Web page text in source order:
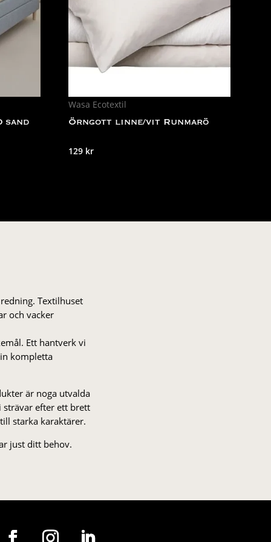
sand
Wasa Ecotextil
Örngott linne/vit Runmarö
129 kr
Textilhuset
och vacker
Ett hantverk vi
kompletta
är noga utvalda
strä­var efter ett brett
starka karaktärer.
just ditt behov.